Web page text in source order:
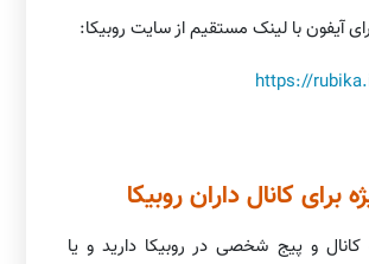
آیفون با لینک مستقیم از سایت روبیکا:
https://
برای کانال داران روبیکا
و پیج شخصی در روبیکا دارید و یا